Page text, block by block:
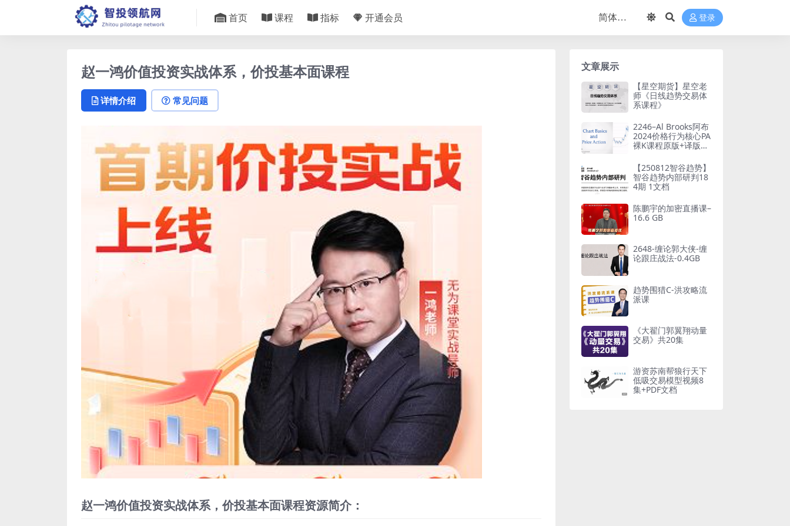
首页 课程 指标 开通会员 登录
赵一鸿价值投资实战体系，价投基本面课程
详情介绍 常见问题
赵一鸿价值投资实战体系，价投基本面课程资源简介：
文章展示
【星空期货】星空老
师《日线趋势交易体
系课程》
2246–Al Brooks阿布
2024价格行为核心PA
裸K课程原版+译版96
【250812智谷趋势】
智谷趋势内部研判18
4期 1文档
陈鹏宇的加密直播课–
16.6 GB
2648-缠论郭大侠-缠
论跟庄战法-0.4GB
趋势围猎C-洪攻略流
派课
《大翟门郭翼翔动量
交易》共20集
游资苏南帮狼行天下
低吸交易模型视频8
集+PDF文档